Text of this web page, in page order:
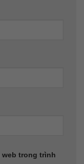
web trong trình